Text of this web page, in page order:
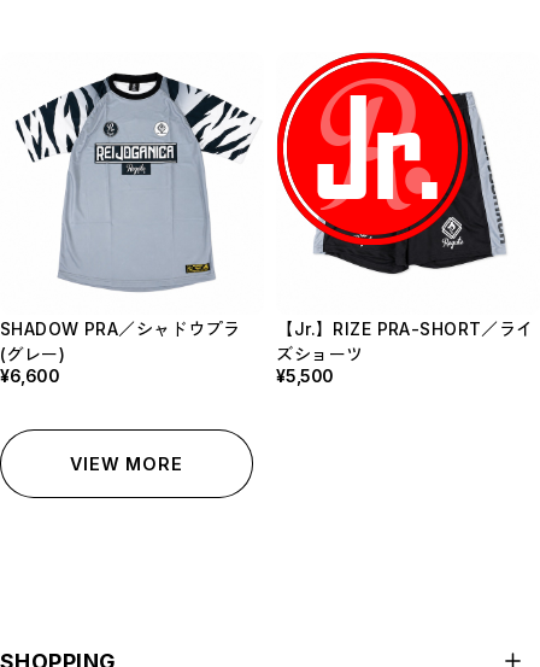
SHADOW PRA／シャドウプラ
(グレー)
¥6,600
【Jr.】RIZE PRA-SHORT／ライ
ズショーツ
¥5,500
VIEW MORE
SHOPPING